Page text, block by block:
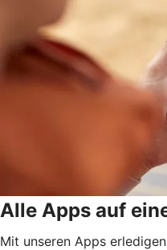
Alle Apps auf
Mit unseren Apps